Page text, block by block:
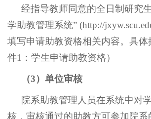
经指导教师同意的全日制研究
学助教管理系统” (http://
填写申请助教资格相关内容。具
件1： 学生申请助教资格）
（3）单位审核
院系助教管理人员在系统中对
核，审核通过的助教方可参加院系